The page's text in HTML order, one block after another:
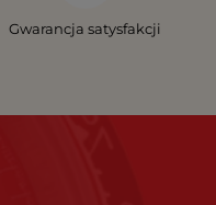
Gwarancja satysfakcji